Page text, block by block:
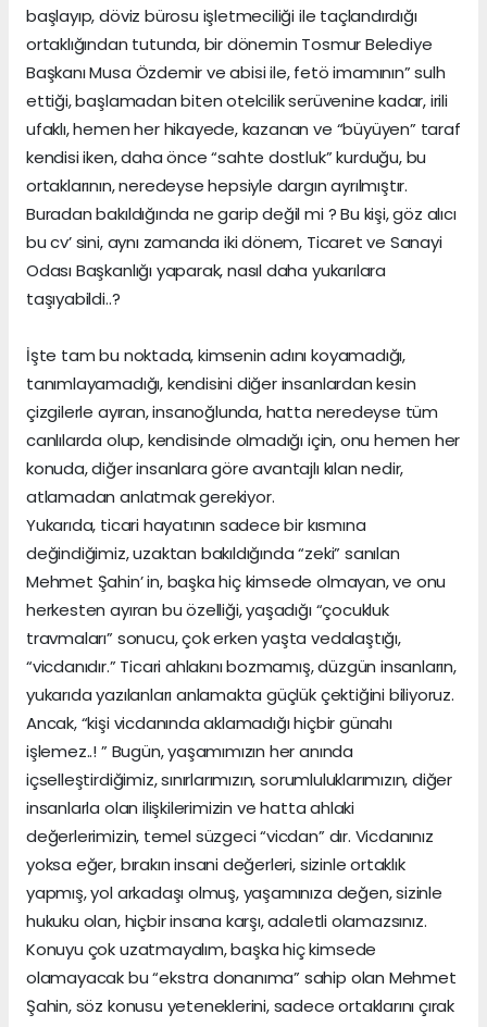
başlayıp, döviz bürosu işletmeciliği ile taçlandırdığı
ortaklığından tutunda, bir dönemin Tosmur Belediye
Başkanı Musa Özdemir ve abisi ile, fetö imamının” sulh
ettiği, başlamadan biten otelcilik serüvenine kadar, irili
ufaklı, hemen her hikayede, kazanan ve “büyüyen” taraf
kendisi iken, daha önce “sahte dostluk” kurduğu, bu
ortaklarının, neredeyse hepsiyle dargın ayrılmıştır.
Buradan bakıldığında ne garip değil mi ? Bu kişi, göz alıcı
bu cv’ sini, aynı zamanda iki dönem, Ticaret ve Sanayi
Odası Başkanlığı yaparak, nasıl daha yukarılara
taşıyabildi..?
İşte tam bu noktada, kimsenin adını koyamadığı,
tanımlayamadığı, kendisini diğer insanlardan kesin
çizgilerle ayıran, insanoğlunda, hatta neredeyse tüm
canlılarda olup, kendisinde olmadığı için, onu hemen her
konuda, diğer insanlara göre avantajlı kılan nedir,
atlamadan anlatmak gerekiyor.
Yukarıda, ticari hayatının sadece bir kısmına
değindiğimiz, uzaktan bakıldığında “zeki” sanılan
Mehmet Şahin’ in, başka hiç kimsede olmayan, ve onu
herkesten ayıran bu özelliği, yaşadığı “çocukluk
travmaları” sonucu, çok erken yaşta vedalaştığı,
“vicdanıdır.” Ticari ahlakını bozmamış, düzgün insanların,
yukarıda yazılanları anlamakta güçlük çektiğini biliyoruz.
Ancak, “kişi vicdanında aklamadığı hiçbir günahı
işlemez..! ” Bugün, yaşamımızın her anında
içselleştirdiğimiz, sınırlarımızın, sorumluluklarımızın, diğer
insanlarla olan ilişkilerimizin ve hatta ahlaki
değerlerimizin, temel süzgeci “vicdan” dır. Vicdanınız
yoksa eğer, bırakın insani değerleri, sizinle ortaklık
yapmış, yol arkadaşı olmuş, yaşamınıza değen, sizinle
hukuku olan, hiçbir insana karşı, adaletli olamazsınız.
Konuyu çok uzatmayalım, başka hiç kimsede
olamayacak bu “ekstra donanıma” sahip olan Mehmet
Şahin, söz konusu yeteneklerini, sadece ortaklarını çırak